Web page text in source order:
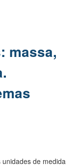
massa,
de medida